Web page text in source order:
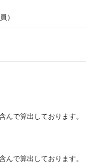
）
で算出しております。
で算出しております。